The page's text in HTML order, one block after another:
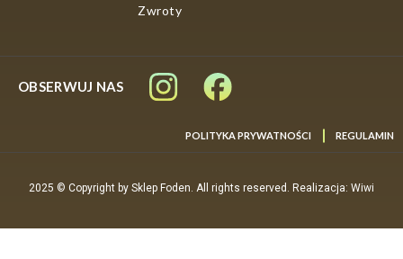
Zwroty
OBSERWUJ NAS
POLITYKA PRYWATNOŚCI REGULAMIN
2025 © Copyright by Sklep Foden. All rights reserved. Realizacja: Wiwi